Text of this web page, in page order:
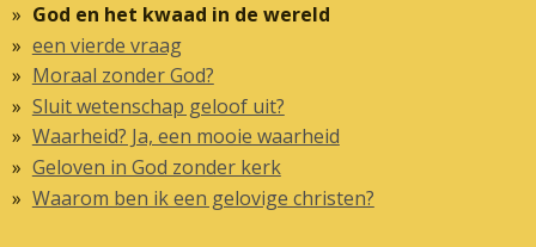
God en het kwaad in de wereld
een vierde vraag
Moraal zonder God?
Sluit wetenschap geloof uit?
Waarheid? Ja, een mooie waarheid
Geloven in God zonder kerk
Waarom ben ik een gelovige christen?